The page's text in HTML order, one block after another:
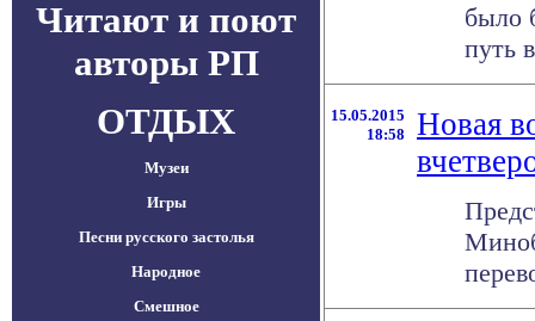
Читают и поют
авторы РП
ОТДЫХ
Музеи
Игры
Песни русского застолья
Народное
Смешное
было
путь
15.05.2015
18:58
Новая